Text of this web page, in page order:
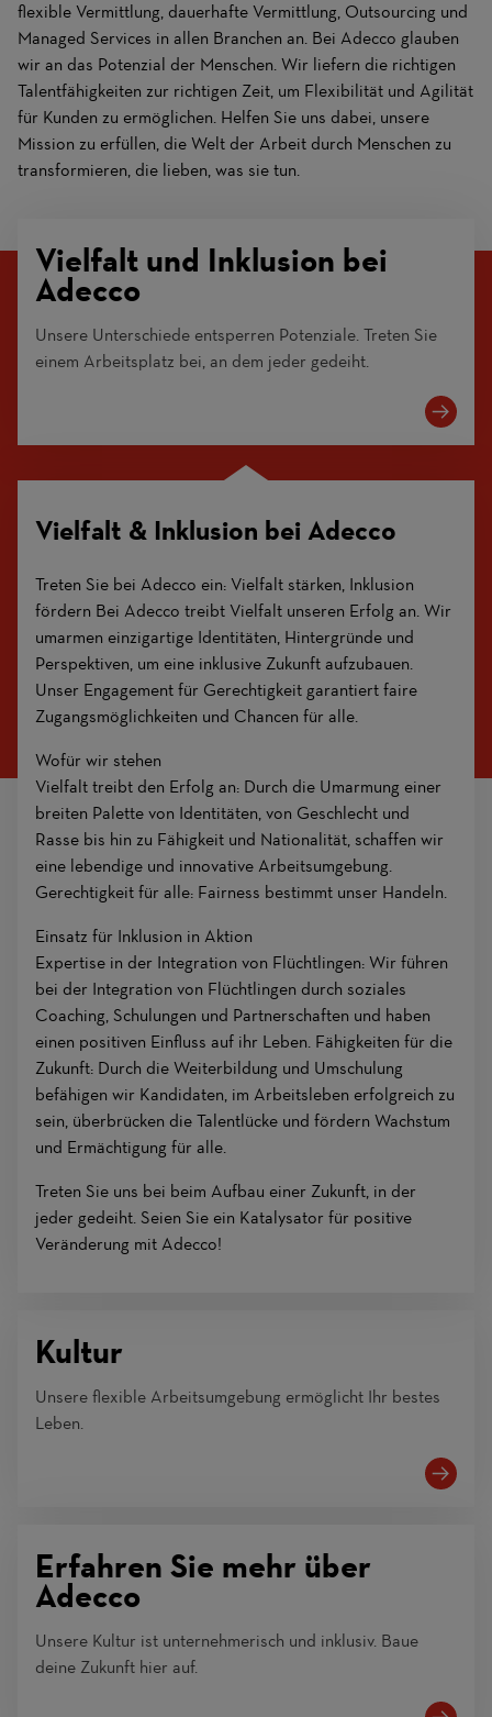
flexible Vermittlung, dauerhafte Vermittlung, Outsourcing und
Managed Services in allen Branchen an. Bei Adecco glauben
wir an das Potenzial der Menschen. Wir liefern die richtigen
Talentfähigkeiten zur richtigen Zeit, um Flexibilität und Agilität
für Kunden zu ermöglichen. Helfen Sie uns dabei, unsere
Mission zu erfüllen, die Welt der Arbeit durch Menschen zu
transformieren, die lieben, was sie tun.
Vielfalt und Inklusion bei
Adecco
Unsere Unterschiede entsperren Potenziale. Treten Sie
einem Arbeitsplatz bei, an dem jeder gedeiht.
Vielfalt & Inklusion bei Adecco
Treten Sie bei Adecco ein: Vielfalt stärken, Inklusion
fördern Bei Adecco treibt Vielfalt unseren Erfolg an. Wir
umarmen einzigartige Identitäten, Hintergründe und
Perspektiven, um eine inklusive Zukunft aufzubauen.
Unser Engagement für Gerechtigkeit garantiert faire
Zugangsmöglichkeiten und Chancen für alle.
Wofür wir stehen
Vielfalt treibt den Erfolg an: Durch die Umarmung einer
breiten Palette von Identitäten, von Geschlecht und
Rasse bis hin zu Fähigkeit und Nationalität, schaffen wir
eine lebendige und innovative Arbeitsumgebung.
Gerechtigkeit für alle: Fairness bestimmt unser Handeln.
Einsatz für Inklusion in Aktion
Expertise in der Integration von Flüchtlingen: Wir führen
bei der Integration von Flüchtlingen durch soziales
Coaching, Schulungen und Partnerschaften und haben
einen positiven Einfluss auf ihr Leben. Fähigkeiten für die
Zukunft: Durch die Weiterbildung und Umschulung
befähigen wir Kandidaten, im Arbeitsleben erfolgreich zu
sein, überbrücken die Talentlücke und fördern Wachstum
und Ermächtigung für alle.
Treten Sie uns bei beim Aufbau einer Zukunft, in der
jeder gedeiht. Seien Sie ein Katalysator für positive
Veränderung mit Adecco!
Kultur
Unsere flexible Arbeitsumgebung ermöglicht Ihr bestes
Leben.
Erfahren Sie mehr über
Adecco
Unsere Kultur ist unternehmerisch und inklusiv. Baue
deine Zukunft hier auf.